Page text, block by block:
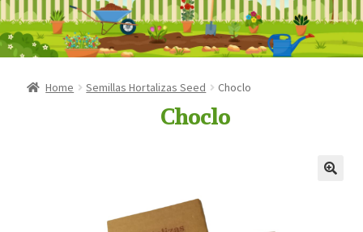
Home Semillas Hortalizas Seed Choclo
Choclo